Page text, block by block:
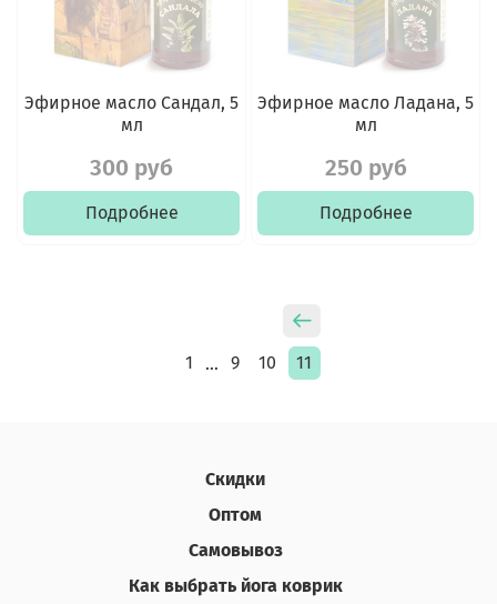
Эфирное масло Сандал, 5
мл
300 руб
Подробнее
Эфирное масло Ладана, 5
мл
250 руб
Подробнее
1 … 9 10 11
Скидки
Оптом
Самовывоз
Как выбрать йога коврик